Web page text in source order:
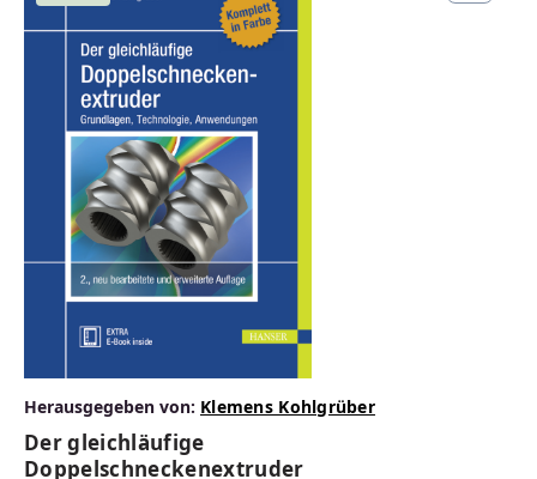
Unsere große Auswahl an
Fachbüchern
IT
MASCHINENBAU
KUNSTSTOFFTECHNIK
Herausgegeben von: Klemens Kohlgrüber
Der gleichläufige
Doppelschneckenextruder